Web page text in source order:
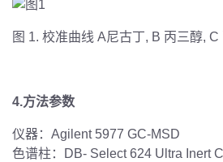
图 1. 校准曲线 A尼古丁, B 丙三醇, C
4.方法参数
仪器：Agilent 5977 GC-MSD
色谱柱：DB- Select 624 Ultra Inert